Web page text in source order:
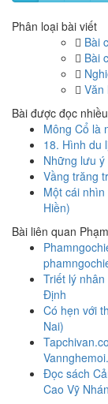
Phân loại bài viết
Bài
Bài
Văn
Bài được đọc nhiều
Mông Cổ là
18. Hình du
Những lưu
Vầng trăng
Một cái
Hiền)
Bài liên quan
Triết lý
Định
Có hẹn với
Nai)
Đọc sách
Cao Vỹ